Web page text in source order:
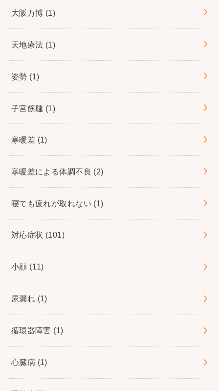
大阪万博 (1)
天地療法 (1)
姿勢 (1)
子宮筋腫 (1)
寒暖差 (1)
寒暖差による体調不良 (2)
寝ても疲れが取れない (1)
対応症状 (101)
小顔 (11)
尿漏れ (1)
循環器障害 (1)
心臓病 (1)